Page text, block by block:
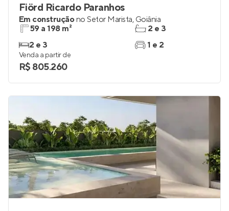
Fiörd Ricardo Paranhos
Em construçãono Setor Marista, Goiânia
59 a 198 m²
2 e 3
2 e 3
1 e 2
Venda a partir de
R$ 805.260